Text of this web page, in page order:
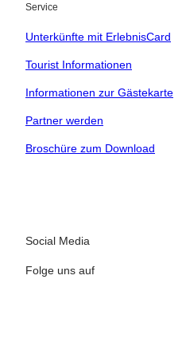
Kinder
buchen
vor Ort
Service
Unterkünfte mit ErlebnisCard
Tourist Informationen
Informationen zur Gästekarte
Partner werden
Broschüre zum Download
Social Media
Folge uns auf